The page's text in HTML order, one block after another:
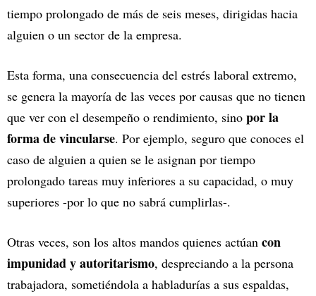
tiempo prolongado de más de seis meses, dirigidas hacia
alguien o un sector de la empresa.
Esta forma, una consecuencia del estrés laboral extremo,
se genera la mayoría de las veces por causas que no tienen
que ver con el desempeño o rendimiento, sino por la
forma de vincularse. Por ejemplo, seguro que conoces el
caso de alguien a quien se le asignan por tiempo
prolongado tareas muy inferiores a su capacidad, o muy
superiores -por lo que no sabrá cumplirlas-.
Otras veces, son los altos mandos quienes actúan con
impunidad y autoritarismo, despreciando a la persona
trabajadora, sometiéndola a habladurías a sus espaldas,